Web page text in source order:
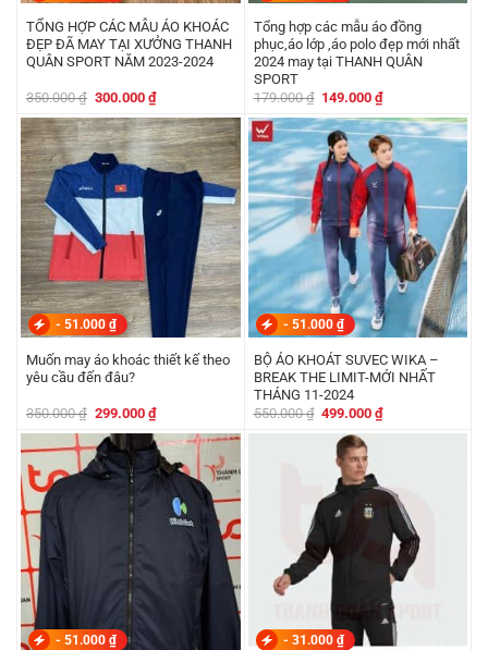
TỔNG HỢP CÁC MẪU ÁO KHOÁC
ĐẸP ĐÃ MAY TẠI XƯỞNG THANH
QUÂN SPORT NĂM 2023-2024
350.000₫ Giá
là:
350.000 ₫.
300.000 ₫Giá
hiện
tại
là:
300.000 ₫.
Tổng hợp các mẫu áo đồng
phục,áo lớp ,áo polo đẹp mới nhất
2024 may tại THANH QUÂN
SPORT
179.000₫ Giá
là:
179.000 ₫.
149.000₫Giá
tại
là:
149.000 ₫.
- 51.000 ₫
Muốn may áo khoác thiết kế theo
yêu cầu đến đâu?
350.000₫ Giá
là:
350.000 ₫.
299.000 ₫Giá
hiện
tại
là:
299.000 ₫.
- 51.000 ₫
BỘ ÁO KHOÁT SUVEC WIKA –
BREAK THE LIMIT-MỚI NHẤT
THÁNG 11-2024
550.000₫ Giá
là:
550.000 ₫.
499.000₫Giá
- 51.000 ₫ - 31.000 ₫